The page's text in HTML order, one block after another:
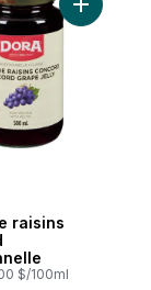
confiture 3
raisins
$/100ml
Ajouter